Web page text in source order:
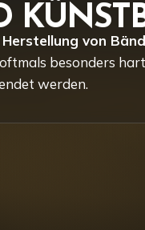
Herstellung von
besonders
werden.